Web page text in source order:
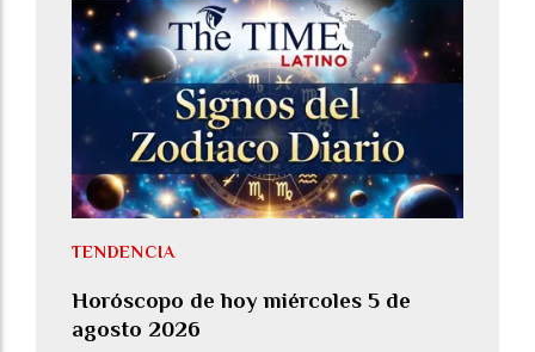
Horóscopo de hoy miércoles 5 de
agosto 2026
TENDENCIA